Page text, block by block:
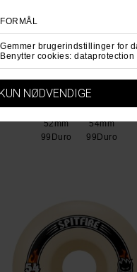
SPITFIRE
DKK 499,-
52mm
99Duro
54mm
99Duro